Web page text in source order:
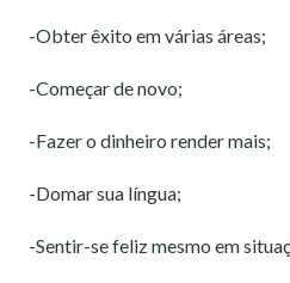
-Obter êxito em várias áreas;
-Começar de novo;
-Fazer o dinheiro render mais;
-Domar sua língua;
-Sentir-se feliz mesmo em